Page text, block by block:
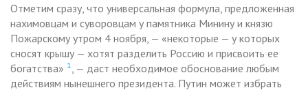
Отметим сразу, что универсальная формула, предложенная
нахимовцам и суворовцам у памятника Минину и князю
Пожарскому утром 4 ноября, — «некоторые — у которых
сносят крышу — хотят разделить Россию и присвоить ее
богатства» 1
, — даст необходимое обоснование любым
действиям нынешнего президента. Путин может избрать